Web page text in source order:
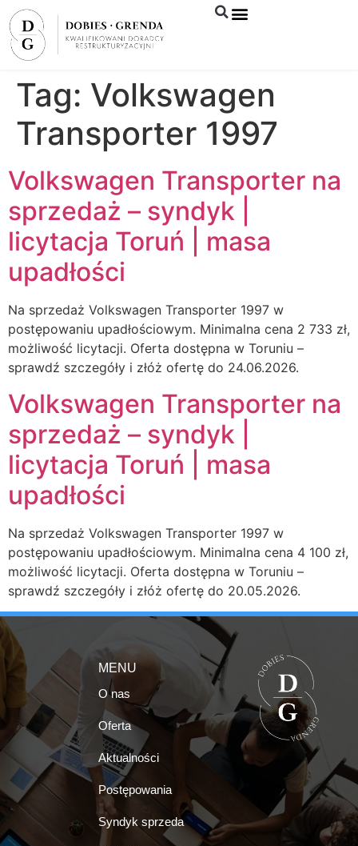
Tag: Volkswagen
Transporter 1997
Volkswagen Transporter na
sprzedaż – syndyk |
licytacja Toruń | masa
upadłości
Na sprzedaż Volkswagen Transporter 1997 w
postępowaniu upadłościowym. Minimalna cena 2 733 zł,
możliwość licytacji. Oferta dostępna w Toruniu –
sprawdź szczegóły i złóż ofertę do 24.06.2026.
Volkswagen Transporter na
sprzedaż – syndyk |
licytacja Toruń | masa
upadłości
Na sprzedaż Volkswagen Transporter 1997 w
postępowaniu upadłościowym. Minimalna cena 4 100 zł,
możliwość licytacji. Oferta dostępna w Toruniu –
sprawdź szczegóły i złóż ofertę do 20.05.2026.
MENU
O nas
Oferta
Aktualności
Postępowania
Syndyk sprzeda